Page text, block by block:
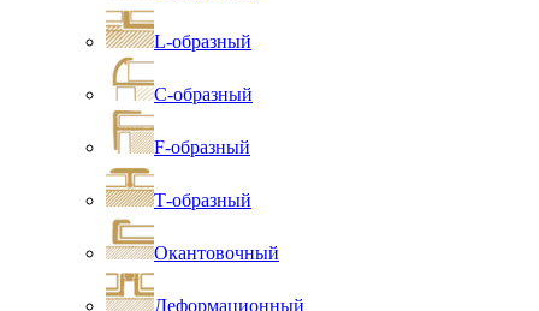
L-образный
С-образный
F-образный
Т-образный
Окантовочный
Деформационный